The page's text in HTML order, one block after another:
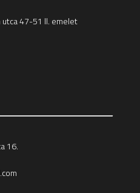
47-51 II. emelet
16.